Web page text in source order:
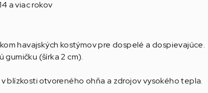
a viac rokov
havajských kostýmov pre dospelé a dospievajúce.
gumičku (šírka 2 cm).
blízkosti otvoreného ohňa a zdrojov vysokého tepla.